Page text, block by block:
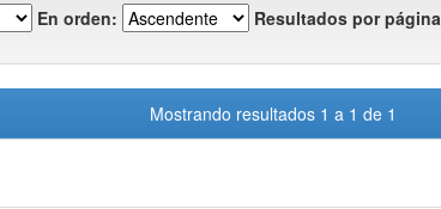
En orden: Resultados por página
Mostrando resultados 1 a 1 de 1